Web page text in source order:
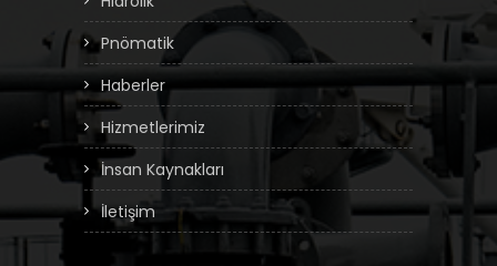
Pnömatik
Haberler
Hizmetlerimiz
İnsan Kaynakları
İletişim